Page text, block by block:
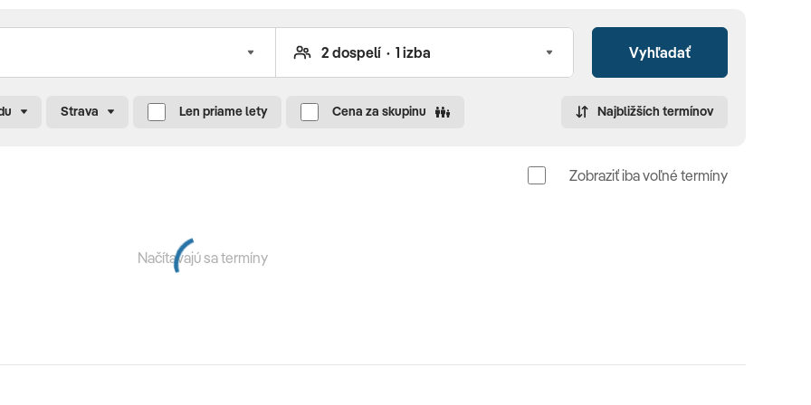
• skupinové cvičenia (zameranie na chrbát, nohy a
service
dezerty, zmrzlina, káva, koláče)
Vyhľadať
Strava Len priame lety Cena za skupinu Najbližších termínov
Zobraziť iba voľné termíny
Načítavajú sa termíny